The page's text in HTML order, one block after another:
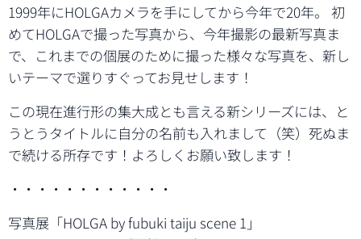
1999年にHOLGAカメラを手にしてから今年で20年。 初
めてHOLGAで撮った写真から、今年撮影の最新写真ま
で、これまでの個展のために撮った様々な写真を、新し
いテーマで選りすぐってお見せします！
この現在進行形の集大成とも言える新シリーズには、と
うとうタイトルに自分の名前も入れまして（笑）死ぬま
で続ける所存です！よろしくお願い致します！
・・・・・・・・・・・・
写真展「HOLGA by fubuki taiju scene 1」